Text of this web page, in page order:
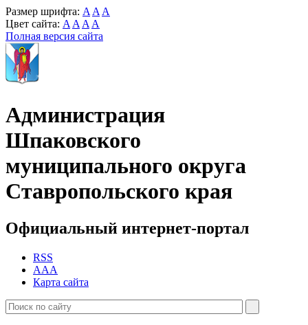
Размер шрифта: A A A
Цвет сайта: A A A A
Полная версия сайта
Администрация
Шпаковского
муниципального округа
Ставропольского края
Официальный интернет-портал
RSS
AAA
Карта сайта